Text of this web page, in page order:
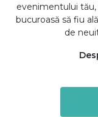
evenimentului
bucuroasă să fiu
de